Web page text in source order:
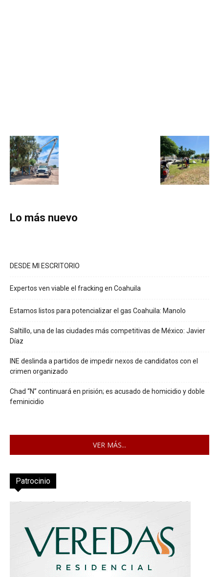
Lo más nuevo
DESDE MI ESCRITORIO
Expertos ven viable el fracking en Coahuila
Estamos listos para potencializar el gas Coahuila: Manolo
Saltillo, una de las ciudades más competitivas de México: Javier
Díaz
INE deslinda a partidos de impedir nexos de candidatos con el
crimen organizado
Chad “N” continuará en prisión; es acusado de homicidio y doble
feminicidio
VER MÁS...
Patrocinio